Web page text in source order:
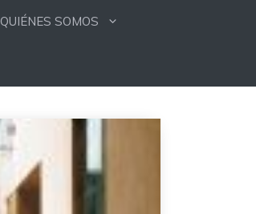
QUIÉNES SOMOS